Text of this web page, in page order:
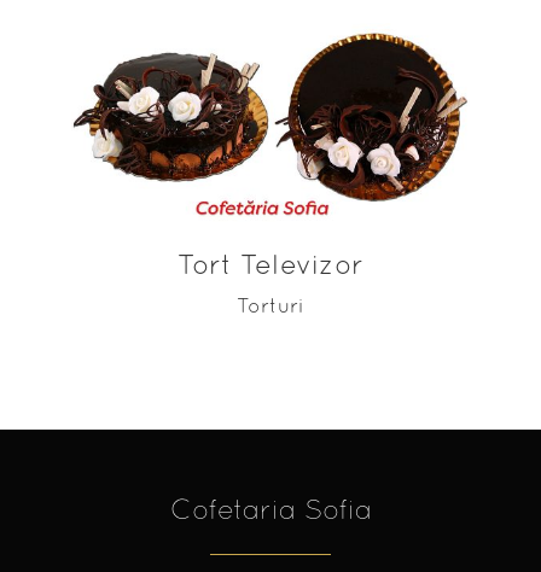
ADAUGĂ ÎN COȘ
Tort Televizor
Torturi
Cofetaria Sofia